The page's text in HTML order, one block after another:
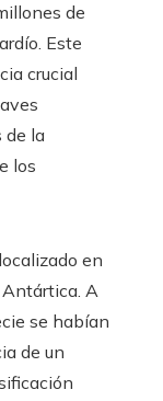
de
Este
crucial
de la
los
en
Antártica. A
se habían
de un